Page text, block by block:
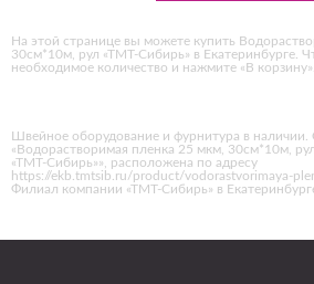
На этой странице вы можете купить
30см*10м, рул «ТМТ-Сибирь» в Екатеринбурге.
необходимое количество и нажмите «В корзину».
Швейное оборудование и фурнитура в наличии.
«Водорастворимая пленка 25 мкм, 30см*10м,
«ТМТ-Сибирь»», расположена по адресу
https://ekb.tmtsib.ru/product/vodorastvorimaya-
Филиал компании «ТМТ-Сибирь» в